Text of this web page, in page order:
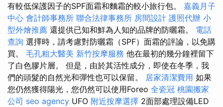
有較低保護因子的SPF面霜和麵霜的較小旅行包。 嘉義月子
中心 會計師事務所 聯合法律事務所 房間設計 護照代辦 小
型外燴推薦 還提供已知和鮮為人知的品牌的防曬霜。 電話
查詢 選擇時，請考慮對防曬霜（SPF）面霜的評論，以免購
買。 毛孔粗大醫美 新竹按摩服務 他在最初的幾分鐘裡留下
了白色膠片層。 但是，由於其活性成分，即使在冬季，我
們的頭髮的自然光和彈性也可以保留。 居家清潔費用 如果
您仍然獲得陽光，您仍然可以使用Foreo 全瓷冠 桃園搬家
公司 seo agency UFO 附近按摩選擇 2面部處理設備LED